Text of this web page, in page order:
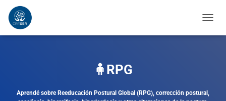
MODO
🧍RPG
Aprendé sobre Reeducación Postural Global (RPG), corrección postural,